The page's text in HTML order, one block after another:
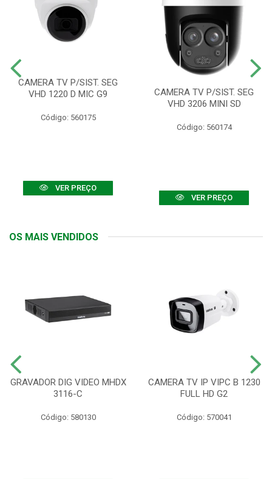
CAMERA TV P/SIST. SEG
VHD 1220 D MIC G9
Código: 560175
VER PREÇO
CAMERA TV P/SIST. SEG
VHD 3206 MINI SD
Código: 560174
VER PREÇO
OS MAIS VENDIDOS
GRAVADOR DIG VIDEO MHDX
3116-C
Código: 580130
CAMERA TV IP VIPC B 1230
FULL HD G2
Código: 570041